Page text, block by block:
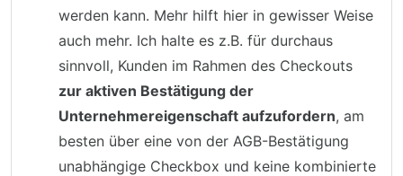
werden kann. Mehr hilft hier in gewisser Weise
auch mehr. Ich halte es z.B. für durchaus
sinnvoll, Kunden im Rahmen des Checkouts
zur aktiven Bestätigung der
Unternehmereigenschaft aufzufordern, am
besten über eine von der AGB-Bestätigung
unabhängige Checkbox und keine kombinierte